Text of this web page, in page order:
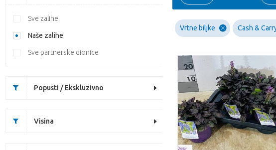
Sve zalihe
Naše zalihe
Sve partnerske dionice
Popusti / Ekskluzivno
Visina
Vrtne biljke Cash &